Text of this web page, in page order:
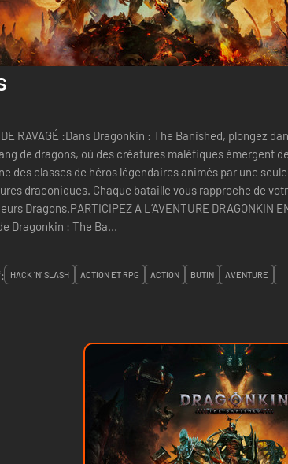
RAVAGÉ :Dans Dragonkin : The Banished, plongez
de dragons, où des créatures maléfiques émergent
des classes de héros légendaires animés par une
draconiques. Chaque bataille vous rapproche de votre but :
Dragons.PARTICIPEZ A L’AVENTURE DRAGONKIN
Dragonkin : The Ba...
HACK 'N' SLASH ACTION ET RPG ACTION BUTIN AVENTURE ...